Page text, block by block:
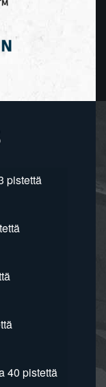
pistettä
40 pistettä